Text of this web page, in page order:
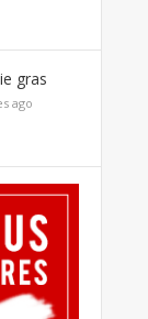
gras
ago